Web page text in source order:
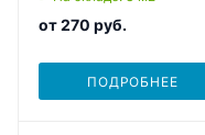
от270 руб.
ПОДРОБНЕЕ